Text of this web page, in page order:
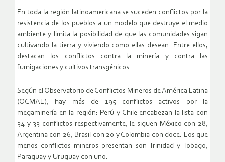
En toda la región latinoamericana se suceden conflictos por la
resistencia de los pueblos a un modelo que destruye el medio
ambiente y limita la posibilidad de que las comunidades sigan
cultivando la tierra y viviendo como ellas desean. Entre ellos,
destacan los conflictos contra la minería y contra las
fumigaciones y cultivos transgénicos.
Según el Observatorio de Conflictos Mineros de América Latina
(OCMAL), hay más de 195 conflictos activos por la
megaminería en la región: Perú y Chile encabezan la lista con
34 y 33 conflictos respectivamente, le siguen México con 28,
Argentina con 26, Brasil con 20 y Colombia con doce. Los que
menos conflictos mineros presentan son Trinidad y Tobago,
Paraguay y Uruguay con uno.